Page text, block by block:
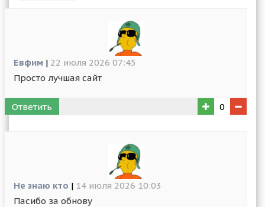
Евфим | 22 июля 2026 07:45
Просто лучшая сайт
Ответить 0
Не знаю кто | 14 июля 2026 10:03
Пасибо за обнову